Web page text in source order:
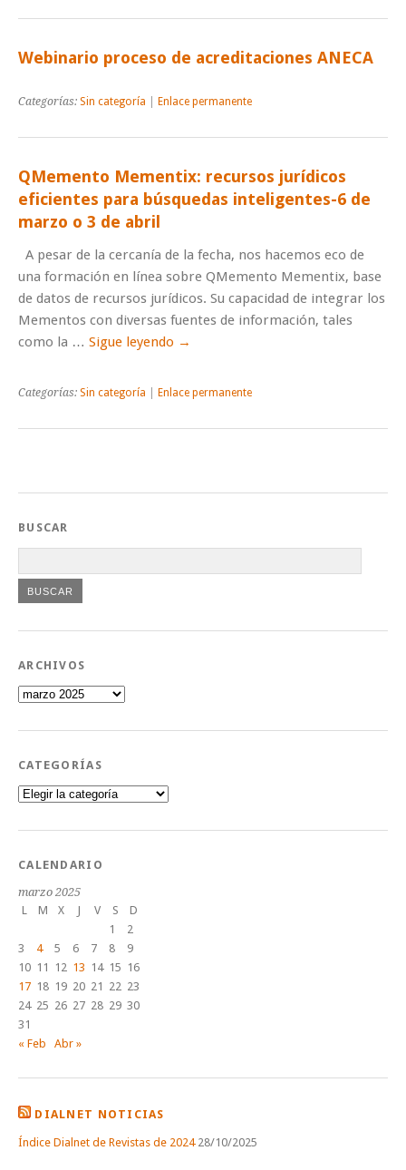
Webinario proceso de acreditaciones ANECA
Categorías: Sin categoría Enlace permanente
QMemento Mementix: recursos jurídicos
eficientes para búsquedas inteligentes-6 de
marzo o 3 de abril
A pesar de la cercanía de la fecha, nos hacemos eco de
una formación en línea sobre QMemento Mementix, base
de datos de recursos jurídicos. Su capacidad de integrar los
Mementos con diversas fuentes de información, tales
como la … Sigue leyendo →
Categorías: Sin categoría Enlace permanente
BUSCAR
ARCHIVOS
Archivos
CATEGORÍAS
Categorías
CALENDARIO
marzo 2025
L
M X J V S
D
1
2
3
4 5 6 7 8
9
10 11 12 13 14 15 16
17 18 19 20 21 22 23
24 25 26 27 28 29 30
31
« Feb
Abr »
DIALNET NOTICIAS
Índice Dialnet de Revistas de 2024 28/10/2025